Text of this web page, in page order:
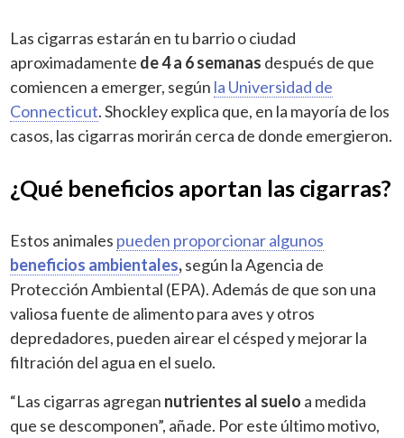
Las cigarras estarán en tu barrio o ciudad
aproximadamente de 4 a 6 semanas después de que
comiencen a emerger, según la Universidad de
Connecticut. Shockley explica que, en la mayoría de los
casos, las cigarras morirán cerca de donde emergieron.
¿Qué beneficios aportan las cigarras?
Estos animales pueden proporcionar algunos
beneficios ambientales,según la Agencia de
Protección Ambiental (EPA). Además de que son una
valiosa fuente de alimento para aves y otros
depredadores, pueden airear el césped y mejorar la
filtración del agua en el suelo.
“Las cigarras agregan nutrientes al suelo a medida
que se descomponen”, añade. Por este último motivo,